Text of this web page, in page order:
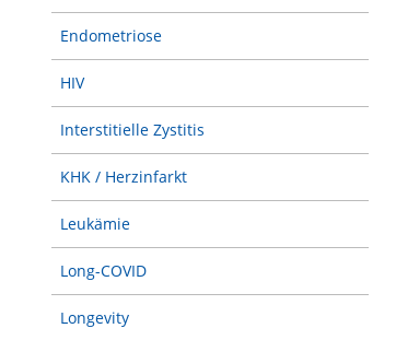
Endometriose
HIV
Interstitielle Zystitis
KHK / Herzinfarkt
Leukämie
Long-COVID
Longevity